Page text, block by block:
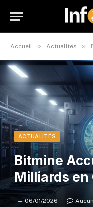
Accueil » Actualités »
ACTUALITÉS
Bitmine
Milliards en
06/01/2026